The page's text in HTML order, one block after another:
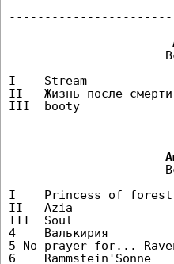
I    Stream
II   Жизнь после
III  booty
I    Princess of
II   Azia
III  Soul
4    Валькирия
5 No prayer for...
6